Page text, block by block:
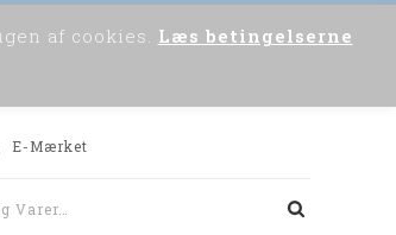
0
os Købsvejledning
E-Mærket
af cookies. Læs betingelserne